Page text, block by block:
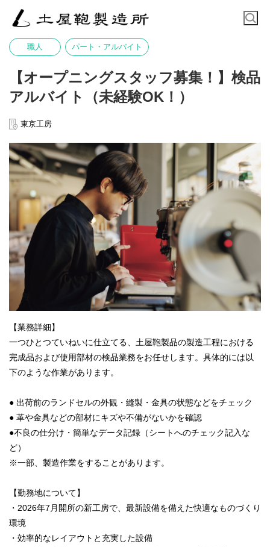
職人 パート・アルバイト
【オープニングスタッフ募集！】検品
アルバイト（未経験OK！）
東京工房
【業務詳細】
一つひとつていねいに仕立てる、土屋鞄製品の製造工程における
完成品および使用部材の検品業務をお任せします。具体的には以
下のような作業があります。
● 出荷前のランドセルの外観・縫製・金具の状態などをチェック
● 革や金具などの部材にキズや不備がないかを確認
●不良の仕分け・簡単なデータ記録（シートへのチェック記入な
ど）
※一部、製造作業をすることがあります。
【勤務地について】
・2026年7月開所の新工房で、最新設備を備えた快適なものづくり
環境
・効率的なレイアウトと充実した設備